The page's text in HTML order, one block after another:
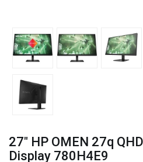
27" HP OMEN 27q
Display 780H4E9